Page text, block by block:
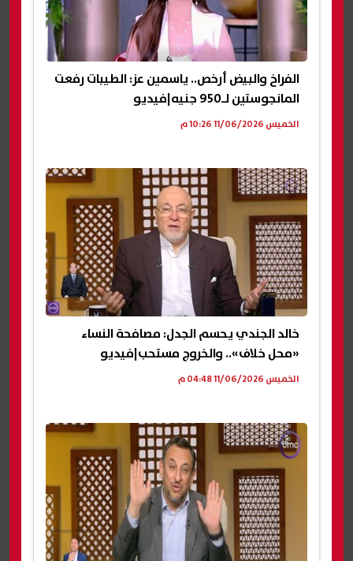
الفراخ والبيض أرخص.. ياسمين عز: الطيبات رفعت
المانجوستين لـ950 جنيه|فيديو
الخميس 11/06/2026 10:26 م
خالد الجندي يحسم الجدل: مصافحة النساء
«محل خلاف».. والخروج مستحب|فيديو
الخميس 11/06/2026 04:48 م